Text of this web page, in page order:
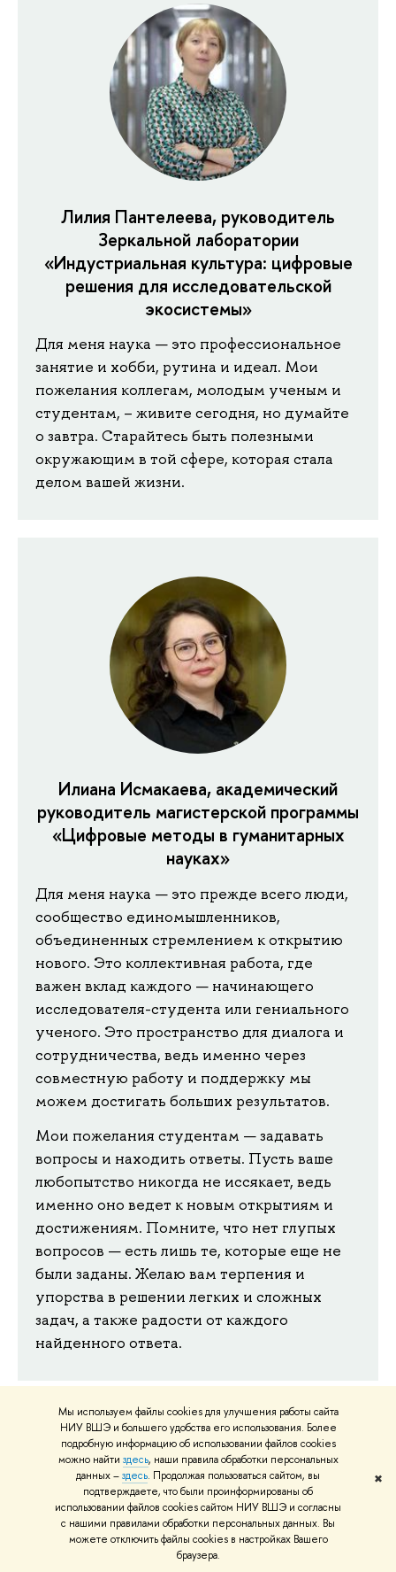
Мы используем файлы cookies для улучшения работы сайта
НИУ ВШЭ и большего удобства его использования. Более
подробную информацию об использовании файлов cookies
можно найти здесь, наши правила обработки персональных
данных –здесь. Продолжая пользоваться сайтом, вы
подтверждаете, что были проинформированы об
использовании файлов cookies сайтом НИУ ВШЭ и согласны
с нашими правилами обработки персональных данных. Вы
можете отключить файлы cookies в настройках Вашего
браузера.
✖
Лилия Пантелеева, руководитель
Зеркальной лаборатории
«Индустриальная культура: цифровые
решения для исследовательской
экосистемы»
Для меня наука — это профессиональное
занятие и хобби, рутина и идеал. Мои
пожелания коллегам, молодым ученым и
студентам, – живите сегодня, но думайте
о завтра. Старайтесь быть полезными
окружающим в той сфере, которая стала
делом вашей жизни.
Илиана Исмакаева, академический
руководитель магистерской программы
«Цифровые методы в гуманитарных
науках»
Для меня наука — это прежде всего люди,
сообщество единомышленников,
объединенных стремлением к открытию
нового. Это коллективная работа, где
важен вклад каждого — начинающего
исследователя-студента или гениального
ученого. Это пространство для диалога и
сотрудничества, ведь именно через
совместную работу и поддержку мы
можем достигать больших результатов.
Мои пожелания студентам — задавать
вопросы и находить ответы. Пусть ваше
любопытство никогда не иссякает, ведь
именно оно ведет к новым открытиям и
достижениям. Помните, что нет глупых
вопросов — есть лишь те, которые еще не
были заданы. Желаю вам терпения и
упорства в решении легких и сложных
задач, а также радости от каждого
найденного ответа.